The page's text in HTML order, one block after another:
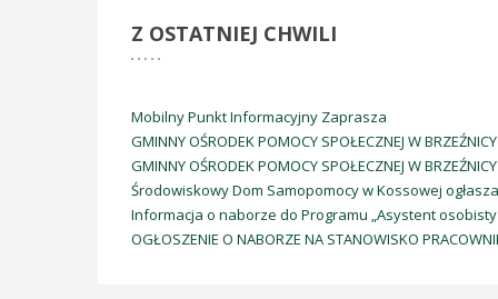
Marcyporęba
roku, w ramach programu rządowego „Senior+”, i
mieści się w odnowionej plebanii, zapewniając
opiekę dzienną osobom powyżej 60. roku
życia. Placówka oferuje seniorom 8‑godzinny
pobyt od poniedziałku do piątku z ciepłym
posiłkiem, zajęciami terapeutycznymi, gimnastyką
oraz dostępem do biblioteczki i internetu.
Z OSTATNIEJ CHWILI
Mobilny Punkt Informacyjny Zaprasza
GMINNY OŚRODEK POMOCY SPOŁECZNEJ W
GMINNY OŚRODEK POMOCY SPOŁECZNEJ W
Środowiskowy Dom Samopomocy w Kossowej
Informacja o naborze do Programu „Asystent
OGŁOSZENIE O NABORZE NA STANOWISKO